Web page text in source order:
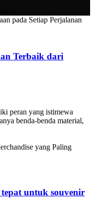
Terbaik dari
peran yang istimewa
benda-benda material,
untuk souvenir